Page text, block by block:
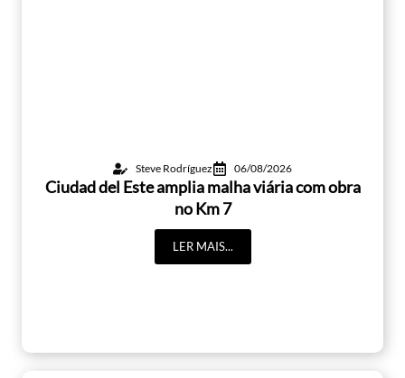
Steve Rodríguez 06/08/2026
Ciudad del Este amplia malha viária com obra
no Km 7
LER MAIS...